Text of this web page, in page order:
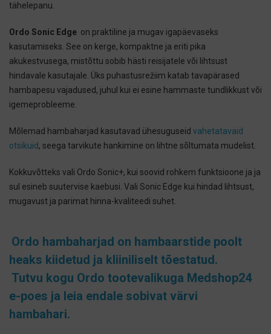
tähelepanu.
Ordo Sonic Edge on praktiline ja mugav igapäevaseks
kasutamiseks. See on kerge, kompaktne ja eriti pika
akukestvusega, mistõttu sobib hästi reisijatele või lihtsust
hindavale kasutajale. Üks puhastusrežiim katab tavapärased
hambapesu vajadused, juhul kui ei esine hammaste tundlikkust või
igemeprobleeme.
Mõlemad hambaharjad kasutavad ühesuguseid vahetatavaid
otsikuid, seega tarvikute hankimine on lihtne sõltumata mudelist.
Kokkuvõtteks vali Ordo Sonic+, kui soovid rohkem funktsioone ja ja
sul esineb suutervise kaebusi. Vali Sonic Edge kui hindad lihtsust,
mugavust ja parimat hinna-kvaliteedi suhet.
Ordo hambaharjad on hambaarstide poolt
heaks kiidetud ja kliiniliselt tõestatud.
Tutvu kogu Ordo tootevalikuga Medshop24
e-poes ja leia endale sobivat värvi
hambahari.